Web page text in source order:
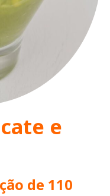
e
de 110